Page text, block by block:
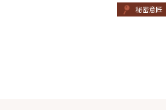
秘密意匠